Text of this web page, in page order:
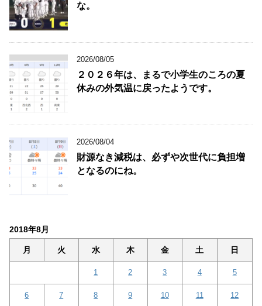
な。
2026/08/05
２０２６年は、まるで小学生のころの夏
休みの外気温に戻ったようです。
2026/08/04
財源なき減税は、必ずや次世代に負担増
となるのにね。
2018年8月
月 火 水 木 金 土 日
1 2 3 4 5
6 7 8 9 10 11 12